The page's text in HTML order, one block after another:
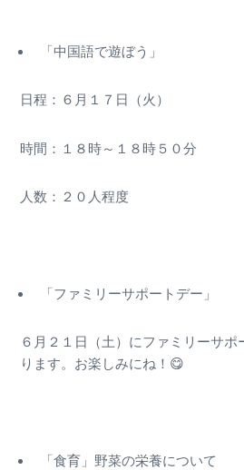
「中国語で遊ぼう」
日程：６月１７日（火）
時間：１８時～１８時５０分
人数：２０人程度
「ファミリーサポートデー」
６月２１日（土）にファミリーサ
ります。お楽しみにね！😋
「食育」野菜の栄養について